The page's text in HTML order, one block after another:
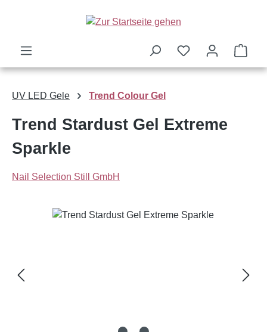
Zum Hauptinhalt springen
UV LED Gele Trend Colour Gel
Trend Stardust Gel Extreme
Sparkle
Nail Selection Still GmbH
Bildergalerie überspringen